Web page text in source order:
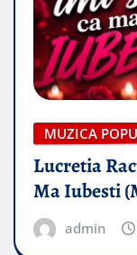
MUZICA
Lucretia
Ma Iubesti
admin